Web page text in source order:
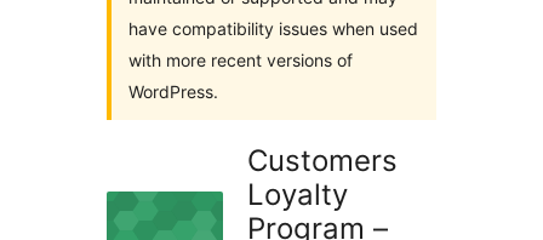
have compatibility issues when used
with more recent versions of
WordPress.
Customers
Loyalty
Program –